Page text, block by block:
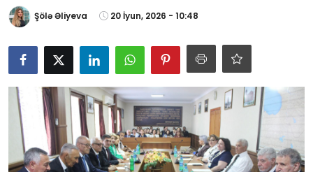
Haqqımızda
Reklam və elan
Biz kimik?
Bütün xəbərlər
Gündəlik
Şölə Əliyeva 20 İyun, 2026 - 10:48